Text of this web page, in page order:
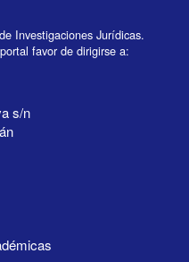
Investigaciones Jurídicas.
favor de dirigirse a:
s/n